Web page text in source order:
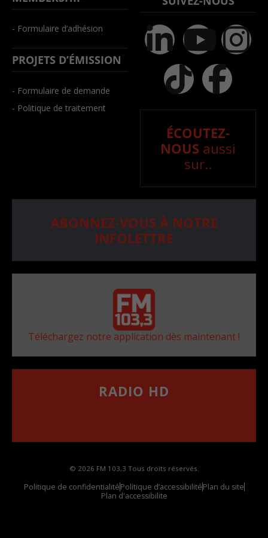
- Formulaire d’adhésion
PROJETS D’ÉMISSION
- Formulaire de demande
- Politique de traitement
ÉCOUTEZ-
NOUS aussi
sur..
ABONNEZ-VOUS À NOTRE
INFOLETTRE
Téléchargez notre application dès maintenant !
RADIO HD
© 2026 FM 103,3 Tous droits réservés.
Politique de confidentialitéPolitique d’accessibilitéPlan du site
Plan d'accessibilite